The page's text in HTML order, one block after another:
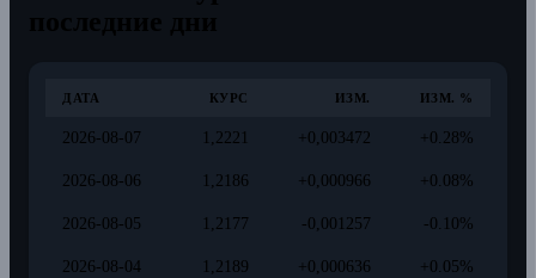
ДАТА КУРС ИЗМ. ИЗМ. %
2026-08-07 1,2221 +0,003472 +0.28%
2026-08-06 1,2186 +0,000966 +0.08%
2026-08-05 1,2177 -0,001257 -0.10%
2026-08-04 1,2189 +0,000636 +0.05%